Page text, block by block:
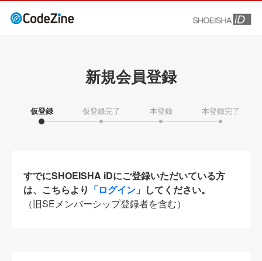
新規会員登録
仮登録 仮登録完了 本登録 本登録完了
すでにSHOEISHA iDにご登録いただいている方
は、こちらより 「ログイン」 してください。
（旧SEメンバーシップ登録者を含む）